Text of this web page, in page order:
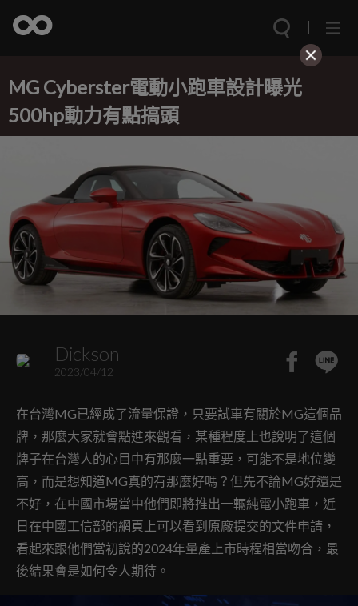
MG Cyberster電動小跑車設計曝光
500hp動力有點搞頭
Dickson
2023/04/12
在台灣MG已經成了流量保證，只要試車有關於MG這個品
牌，那麼大家就會點進來觀看，某種程度上也說明了這個
牌子在台灣人的心目中有那麼一點重要，可能不是地位變
高，而是想知道MG真的有那麼好嗎？但先不論MG好還是
不好，在中國市場當中他們即將推出一輛純電小跑車，近
日在中國工信部的網頁上可以看到原廠提交的文件申請，
看起來跟他們當初說的2024年量產上市時程相當吻合，最
後結果會是如何令人期待。